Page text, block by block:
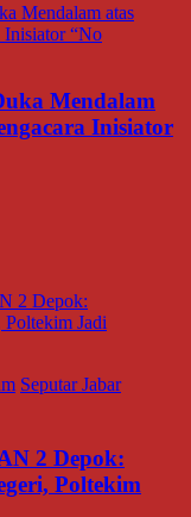
Mendalam
Inisiator
Seputar Jabar
2 Depok:
Poltekim